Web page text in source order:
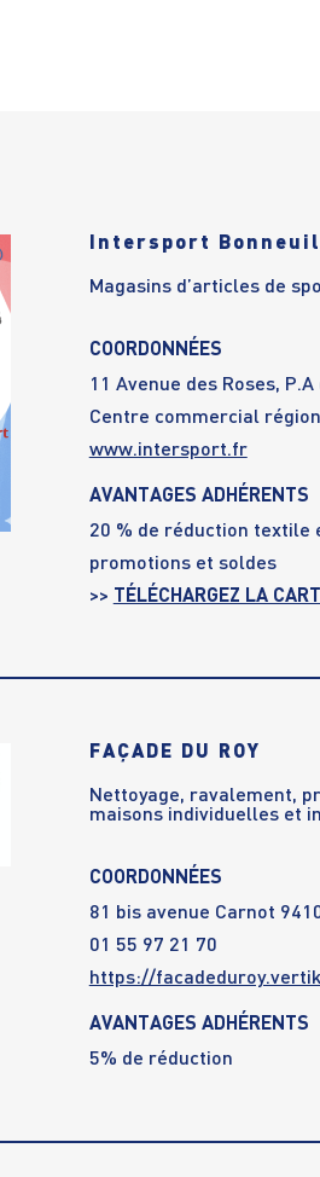
Intersport
Magasins d’articles de
COORDONNÉES
11 Avenue des Roses,
Centre commercial
www.intersport.fr
AVANTAGES ADHÉRENTS
20 % de réduction textile
promotions et soldes
>>
TÉLÉCHARGEZ LA
FAÇADE DU ROY
Nettoyage, ravalement,
maisons individuelles et
COORDONNÉES
81 bis avenue Carnot
01 55 97 21 70
https://
AVANTAGES ADHÉRENTS
5% de réduction